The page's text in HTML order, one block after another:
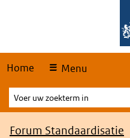
Home Menu
Voer
uw
zoekterm
Kruimelpad
Forum Standaardisatie